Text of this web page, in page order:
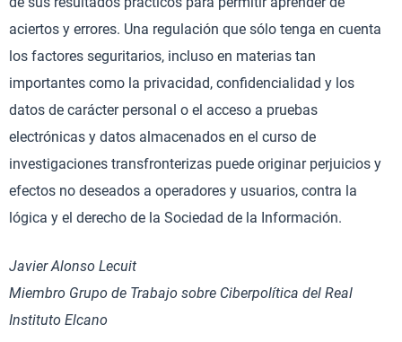
aciertos y errores. Una regulación que sólo tenga en cuenta
los factores seguritarios, incluso en materias tan
importantes como la privacidad, confidencialidad y los
datos de carácter personal o el acceso a pruebas
electrónicas y datos almacenados en el curso de
investigaciones transfronterizas puede originar perjuicios y
efectos no deseados a operadores y usuarios, contra la
lógica y el derecho de la Sociedad de la Información.
Javier Alonso Lecuit
Miembro Grupo de Trabajo sobre Ciberpolítica del Real
Instituto Elcano